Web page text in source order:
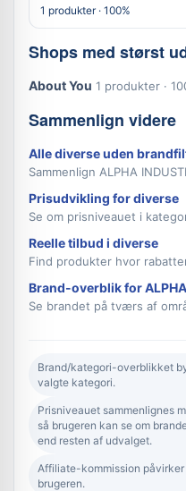
1 produkter · 100%
Shops med størst
About You 1 produkter ·
Sammenlign videre
Alle diverse uden
Sammenlign ALPHA
Prisudvikling for diverse
Se om prisniveauet i
Reelle tilbud i diverse
Find produkter hvor
Brand-overblik for ALPHA
Se brandet på tværs af
Brand/kategori-overblikket
valgte kategori.
Prisniveauet sammenlignes
så brugeren kan se om
end resten af udvalget.
Affiliate-kommission
brugeren.